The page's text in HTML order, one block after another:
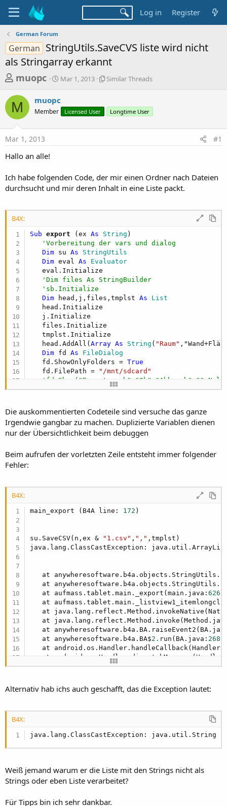
Log in Register
German Forum
German StringUtils.SaveCVS liste wird nicht
als Stringarray erkannt
T
r
e
a
d
s
a
r
e
r
muopc
S
r
a
Mar 1, 2013
S
r
a
d
Similar Threads
M muopc
Member Licensed User Longtime User
Mar 1, 2013 #1
Hallo an alle!
Ich habe folgenden Code, der mir einen Ordner nach Dateien
durchsucht und mir deren Inhalt in eine Liste packt.
B4X:
Sub export (ex As String )
'Vorbereitung der vars und dialog
Dim su As StringUtils
Dim eval As Evaluator
   eval.Initialize
'Dim files As StringBuilder
'sb.Initialize
Dim head,j,files,tmplst As List
   head.Initialize
   j.Initialize
   files.Initialize
   tmplst.Initialize
   head.AddAll(
Array As String ( "Raum"
Dim fd As FileDialog
   fd.ShowOnlyFolders =
True
   fd.FilePath =
"/mnt/sdcard"
'fd.Show("Export
Dim n,o,q,r,s,t,u As String
   listenfile(p &
"/" & ex,
)
'Ablauf 1.ebene dateiweise
For i = 0 To lst.Size -1
Dim tmp1 As String
      j =
File.ReadList(p & "/" & ex,tmp1)
         y = j.Get(l)
If y.StartsWith(tmp1)
            files.Add(
Chr 34 ) & tmp1 &
            y = y.SubString2(
,y.IndexOf( "="))
            files.Add(
Chr ( 34 ) &
            x = ReadIni(y,p &
"/" & ex,tmp1)
            t = x
            files.Add(
Chr 34 ) & x & Chr (34 ))
            q =
NumberFormat (eval.Evaluate(x),0
            u = q
'tmplst.Add(r & s & t & u & CRLF)
            files.Add(
Chr ( 34 ) & q & Chr ( 34))
'su.SaveCSV(n,ex &
            tmplst.Add(files)
Next
File.WriteList(n,ex & ".csv",tmplst)
Next
'files.Clear
   su.SaveCSV(n,ex &
"1.csv"
   ToastMessageShow(
Die auskommentierten Codeteile sind versuche das ganze
Irgendwie gangbar zu machen. Duplizierte Variablen dienen
nur der Übersichtlichkeit beim debuggen
Beim aufrufen der vorletzten Zeile entsteht immer folgender
Fehler:
B4X:
main_export (B4A line: 172 )
su.SaveCSV(n,ex & "1.csv" , "," ,tmplst)
java.lang.ClassCastException:
at
at
   at aufmass.tablet.main._export(main.java:
626
at
at
at
at
   at anywheresoftware.b4a.BA$
2. run(BA.java: 268
at
at
   at android.os.Looper.
loop(Looper.java:137)
at
at
at
at dalvik.system.NativeStart.main(Native
java.lang.ClassCastException:
Alternativ hab ichs auch geschafft, das die Exception lautet:
B4X:
java.lang.ClassCastException: java.util.String
Weiß jemand warum er die Liste mit den Strings nicht als
Strings oder eben Liste verarbeitet?
Für Tipps bin ich sehr dankbar.